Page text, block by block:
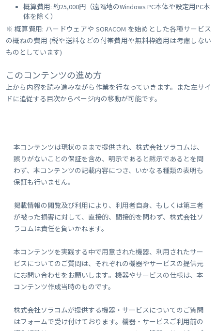
概算費用: 約25,000円（遠隔地のWindows PC本体や設定用PC本
体を除く）
※ 概算費用: ハードウェアや SORACOM を始めとした各種サービス
の概ねの費用 (税や送料などの付帯費用や無料枠適用は考慮しない
ものとしています)
このコンテンツの進め方
上から内容を読み進みながら作業を行なっていきます。また左サイ
ドに追従する目次からページ内の移動が可能です。
本コンテンツは現状のままで提供され、株式会社ソラコムは、
誤りがないことの保証を含め、明示であると黙示であるとを問
わず、本コンテンツの記載内容につき、いかなる種類の表明も
保証も行いません。
掲載情報の閲覧及び利用により、利用者自身、もしくは第三者
が被った損害に対して、直接的、間接的を問わず、株式会社ソ
ラコムは責任を負いかねます。
本コンテンツを実践する中で用意された機器、利用されたサー
ビスについてのご質問は、それぞれの機器やサービスの提供元
にお問い合わせをお願いします。機器やサービスの仕様は、本
コンテンツ作成当時のものです。
株式会社ソラコムが提供する機器・サービスについてのご質問
はフォームで受け付けております。機器・サービスご利用前の